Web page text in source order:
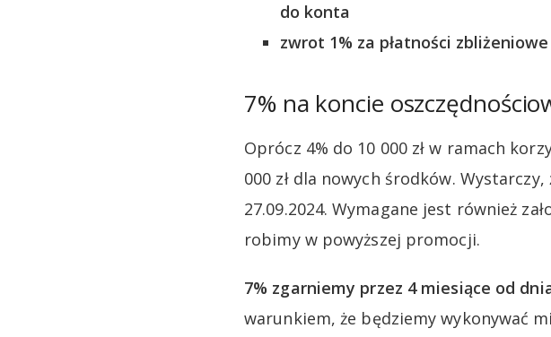
do konta
zwrot 1% za płatności
7% na koncie
Oprócz 4% do 10 000 zł w ramach
000 zł dla nowych środków.
27.09.2024. Wymagane jest również
robimy w powyższej promocji.
7% zgarniemy przez 4 miesiące od
warunkiem, że będziemy wykonywać